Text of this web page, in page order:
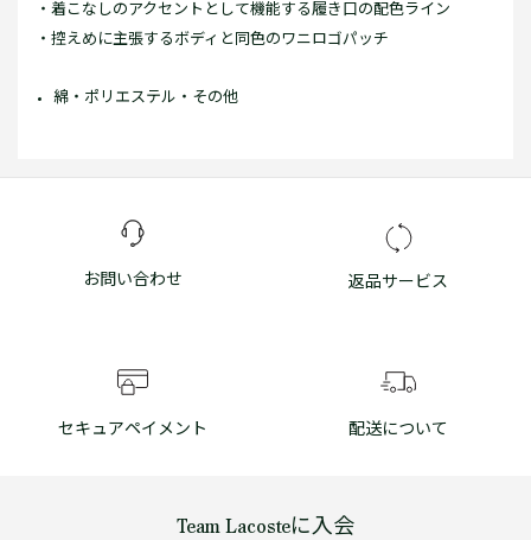
・着こなしのアクセントとして機能する履き口の配色ライン
・控えめに主張するボディと同色のワニロゴパッチ
綿・ポリエステル・その他
お問い合わせ 返品サービス
セキュアペイメント 配送について
Team Lacosteに入会